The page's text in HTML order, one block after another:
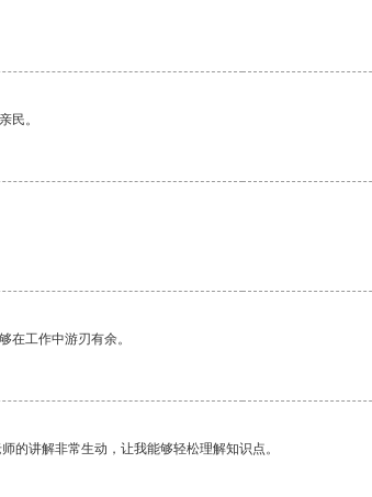
民。
在工作中游刃有余。
的讲解非常生动，让我能够轻松理解知识点。